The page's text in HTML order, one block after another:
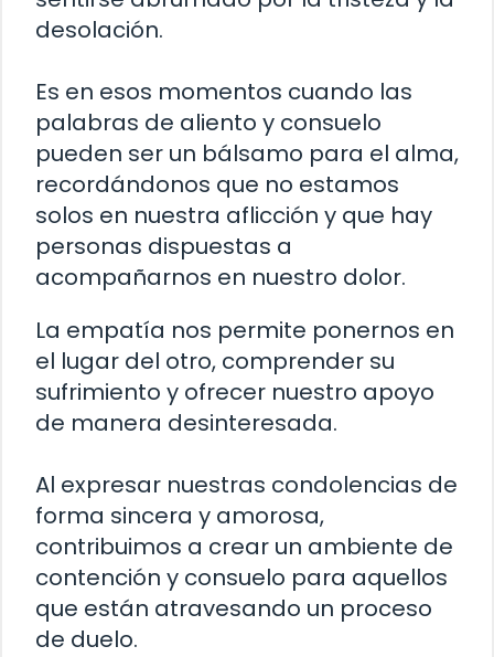
desolación.
Es en esos momentos cuando las
palabras de aliento y consuelo
pueden ser un bálsamo para el alma,
recordándonos que no estamos
solos en nuestra aflicción y que hay
personas dispuestas a
acompañarnos en nuestro dolor.
La empatía nos permite ponernos en
el lugar del otro, comprender su
sufrimiento y ofrecer nuestro apoyo
de manera desinteresada.
Al expresar nuestras condolencias de
forma sincera y amorosa,
contribuimos a crear un ambiente de
contención y consuelo para aquellos
que están atravesando un proceso
de duelo.